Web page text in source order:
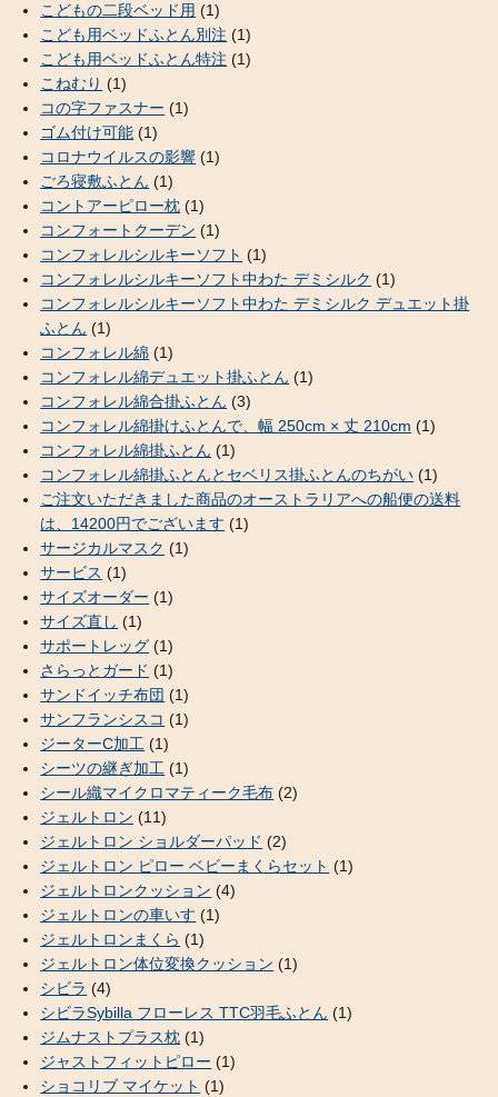
こどもの二段ベッド用 (1)
こども用ベッドふとん別注 (1)
こども用ベッドふとん特注 (1)
こねむり (1)
コの字ファスナー (1)
ゴム付け可能 (1)
コロナウイルスの影響 (1)
ごろ寝敷ふとん (1)
コントアーピロー枕 (1)
コンフォートクーデン (1)
コンフォレルシルキーソフト (1)
コンフォレルシルキーソフト中わた デミシルク (1)
コンフォレルシルキーソフト中わた デミシルク デュエット掛
ふとん (1)
コンフォレル綿 (1)
コンフォレル綿デュエット掛ふとん (1)
コンフォレル綿合掛ふとん (3)
コンフォレル綿掛けふとんで、幅 250cm × 丈 210cm (1)
コンフォレル綿掛ふとん (1)
コンフォレル綿掛ふとんとセベリス掛ふとんのちがい (1)
ご注文いただきました商品のオーストラリアへの船便の送料
は、14200円でございます (1)
サージカルマスク (1)
サービス (1)
サイズオーダー (1)
サイズ直し (1)
サポートレッグ (1)
さらっとガード (1)
サンドイッチ布団 (1)
サンフランシスコ (1)
ジーターC加工 (1)
シーツの継ぎ加工 (1)
シール織マイクロマティーク毛布 (2)
ジェルトロン (11)
ジェルトロン ショルダーパッド (2)
ジェルトロン ピロー ベビーまくらセット (1)
ジェルトロンクッション (4)
ジェルトロンの車いす (1)
ジェルトロンまくら (1)
ジェルトロン体位変換クッション (1)
シビラ (4)
シビラSybilla フローレス TTC羽毛ふとん (1)
ジムナストプラス枕 (1)
ジャストフィットピロー (1)
ショコリブ マイケット (1)